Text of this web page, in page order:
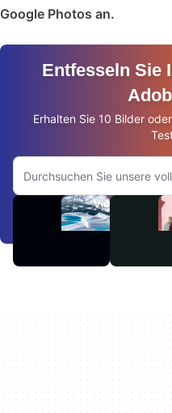
Google Photos an.
Entfesseln Sie
Erhalten Sie 10 Bilder
Auf Adobe.com suchen
Videos